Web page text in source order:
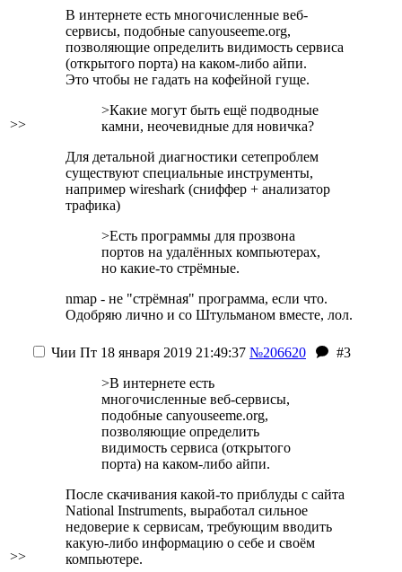
>>
В интернете есть многочисленные веб-
сервисы, подобные canyouseeme.org,
позволяющие определить видимость сервиса
(открытого порта) на каком-либо айпи.
Это чтобы не гадать на кофейной гуще.
>Какие могут быть ещё подводные
камни, неочевидные для новичка?
Для детальной диагностики сетепроблем
существуют специальные инструменты,
например wireshark (сниффер + анализатор
трафика)
>Есть программы для прозвона
портов на удалённых компьютерах,
но какие-то стрёмные.
nmap - не "стрёмная" программа, если что.
Одобряю лично и со Штульманом вместе, лол.
>>
Чии Пт 18 января 2019 21:49:37 №206620
#3
>В интернете есть
многочисленные веб-сервисы,
подобные canyouseeme.org,
позволяющие определить
видимость сервиса (открытого
порта) на каком-либо айпи.
После скачивания какой-то приблуды с сайта
National Instruments, выработал сильное
недоверие к сервисам, требующим вводить
какую-либо информацию о себе и своём
компьютере.